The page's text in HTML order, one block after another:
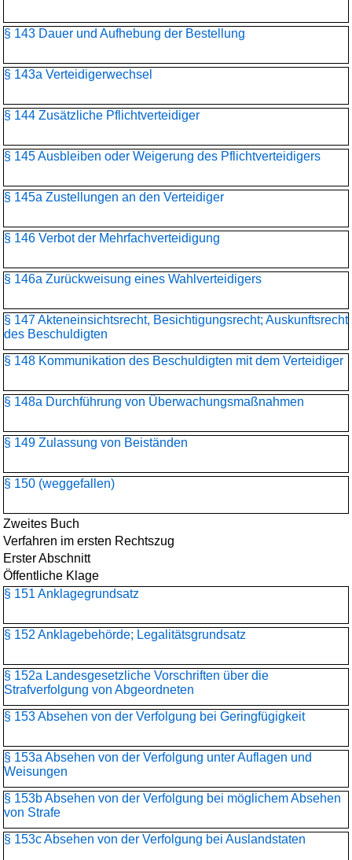
§ 143 Dauer und Aufhebung der Bestellung
§ 143a Verteidigerwechsel
§ 144 Zusätzliche Pflichtverteidiger
§ 145 Ausbleiben oder Weigerung des Pflichtverteidigers
§ 145a Zustellungen an den Verteidiger
§ 146 Verbot der Mehrfachverteidigung
§ 146a Zurückweisung eines Wahlverteidigers
§ 147 Akteneinsichtsrecht, Besichtigungsrecht; Auskunftsrecht
des Beschuldigten
§ 148 Kommunikation des Beschuldigten mit dem Verteidiger
§ 148a Durchführung von Überwachungsmaßnahmen
§ 149 Zulassung von Beiständen
§ 150 (weggefallen)
Zweites Buch
Verfahren im ersten Rechtszug
Erster Abschnitt
Öffentliche Klage
§ 151 Anklagegrundsatz
§ 152 Anklagebehörde; Legalitätsgrundsatz
§ 152a Landesgesetzliche Vorschriften über die
Strafverfolgung von Abgeordneten
§ 153 Absehen von der Verfolgung bei Geringfügigkeit
§ 153a Absehen von der Verfolgung unter Auflagen und
Weisungen
§ 153b Absehen von der Verfolgung bei möglichem Absehen
von Strafe
§ 153c Absehen von der Verfolgung bei Auslandstaten